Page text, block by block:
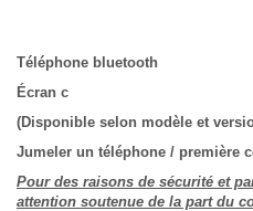
Téléphone bluetooth
Écran c
(Disponible selon modèle et
Jumeler un téléphone / première
Pour des raisons de sécurité et
attention soutenue de la part du